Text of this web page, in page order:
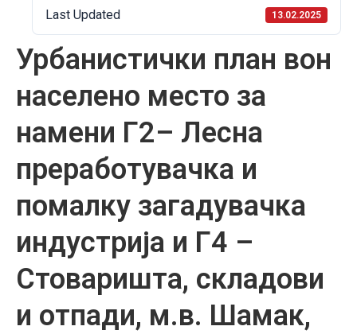
Last Updated 13.02.2025
Урбанистички план вон
населено место за
намени Г2– Лесна
преработувачка и
помалку загадувачка
индустрија и Г4 –
Стоваришта, складови
и отпади, м.в. Шамак,